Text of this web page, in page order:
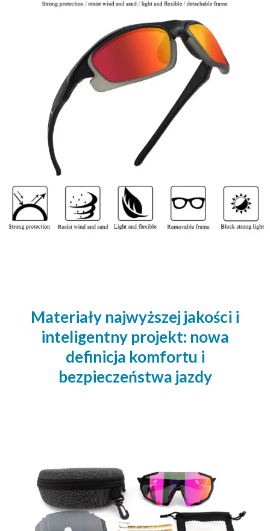
Materiały najwyższej jakości i
inteligentny projekt: nowa
definicja komfortu i
bezpieczeństwa jazdy